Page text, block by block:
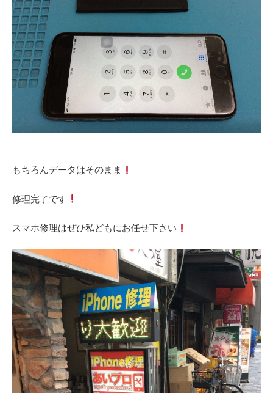
もちろんデータはそのまま
修理完了です
スマホ修理はぜひ私どもにお任せ下さい